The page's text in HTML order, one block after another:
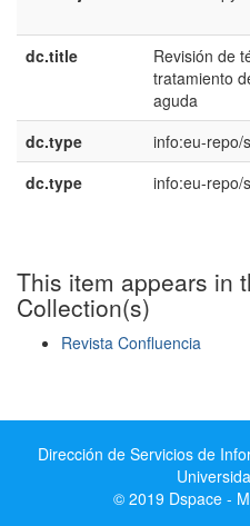
dc.title
Revisión de
tratamiento
aguda
dc.type
info:eu-repo/
dc.type
info:eu-repo/
This item appears in
Collection(s)
Revista Confluencia
Dirección de Servicios de
© 2019 Dspace -